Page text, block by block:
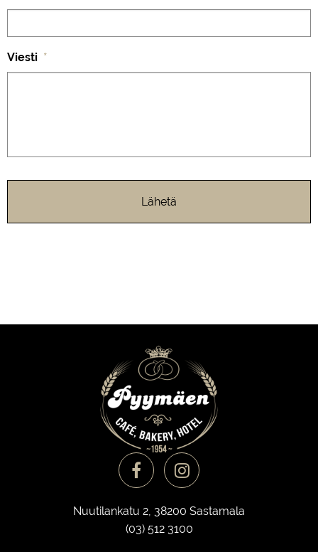
Viesti *
Nuutilankatu 2, 38200 Sastamala
(03) 512 3100